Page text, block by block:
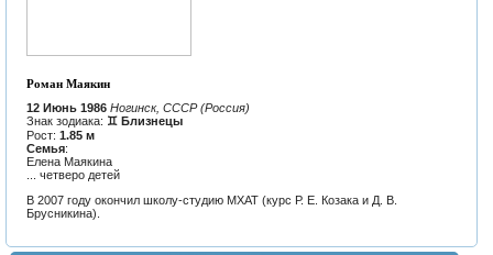
Роман Маякин
12 Июнь 1986 Ногинск, СССР (Россия)
Знак зодиака: ♊ Близнецы
Рост: 1.85 м
Семья:
Елена Маякина
... четверо детей
В 2007 году окончил школу-студию МХАТ (курс Р. Е. Козака и Д. В.
Брусникина).